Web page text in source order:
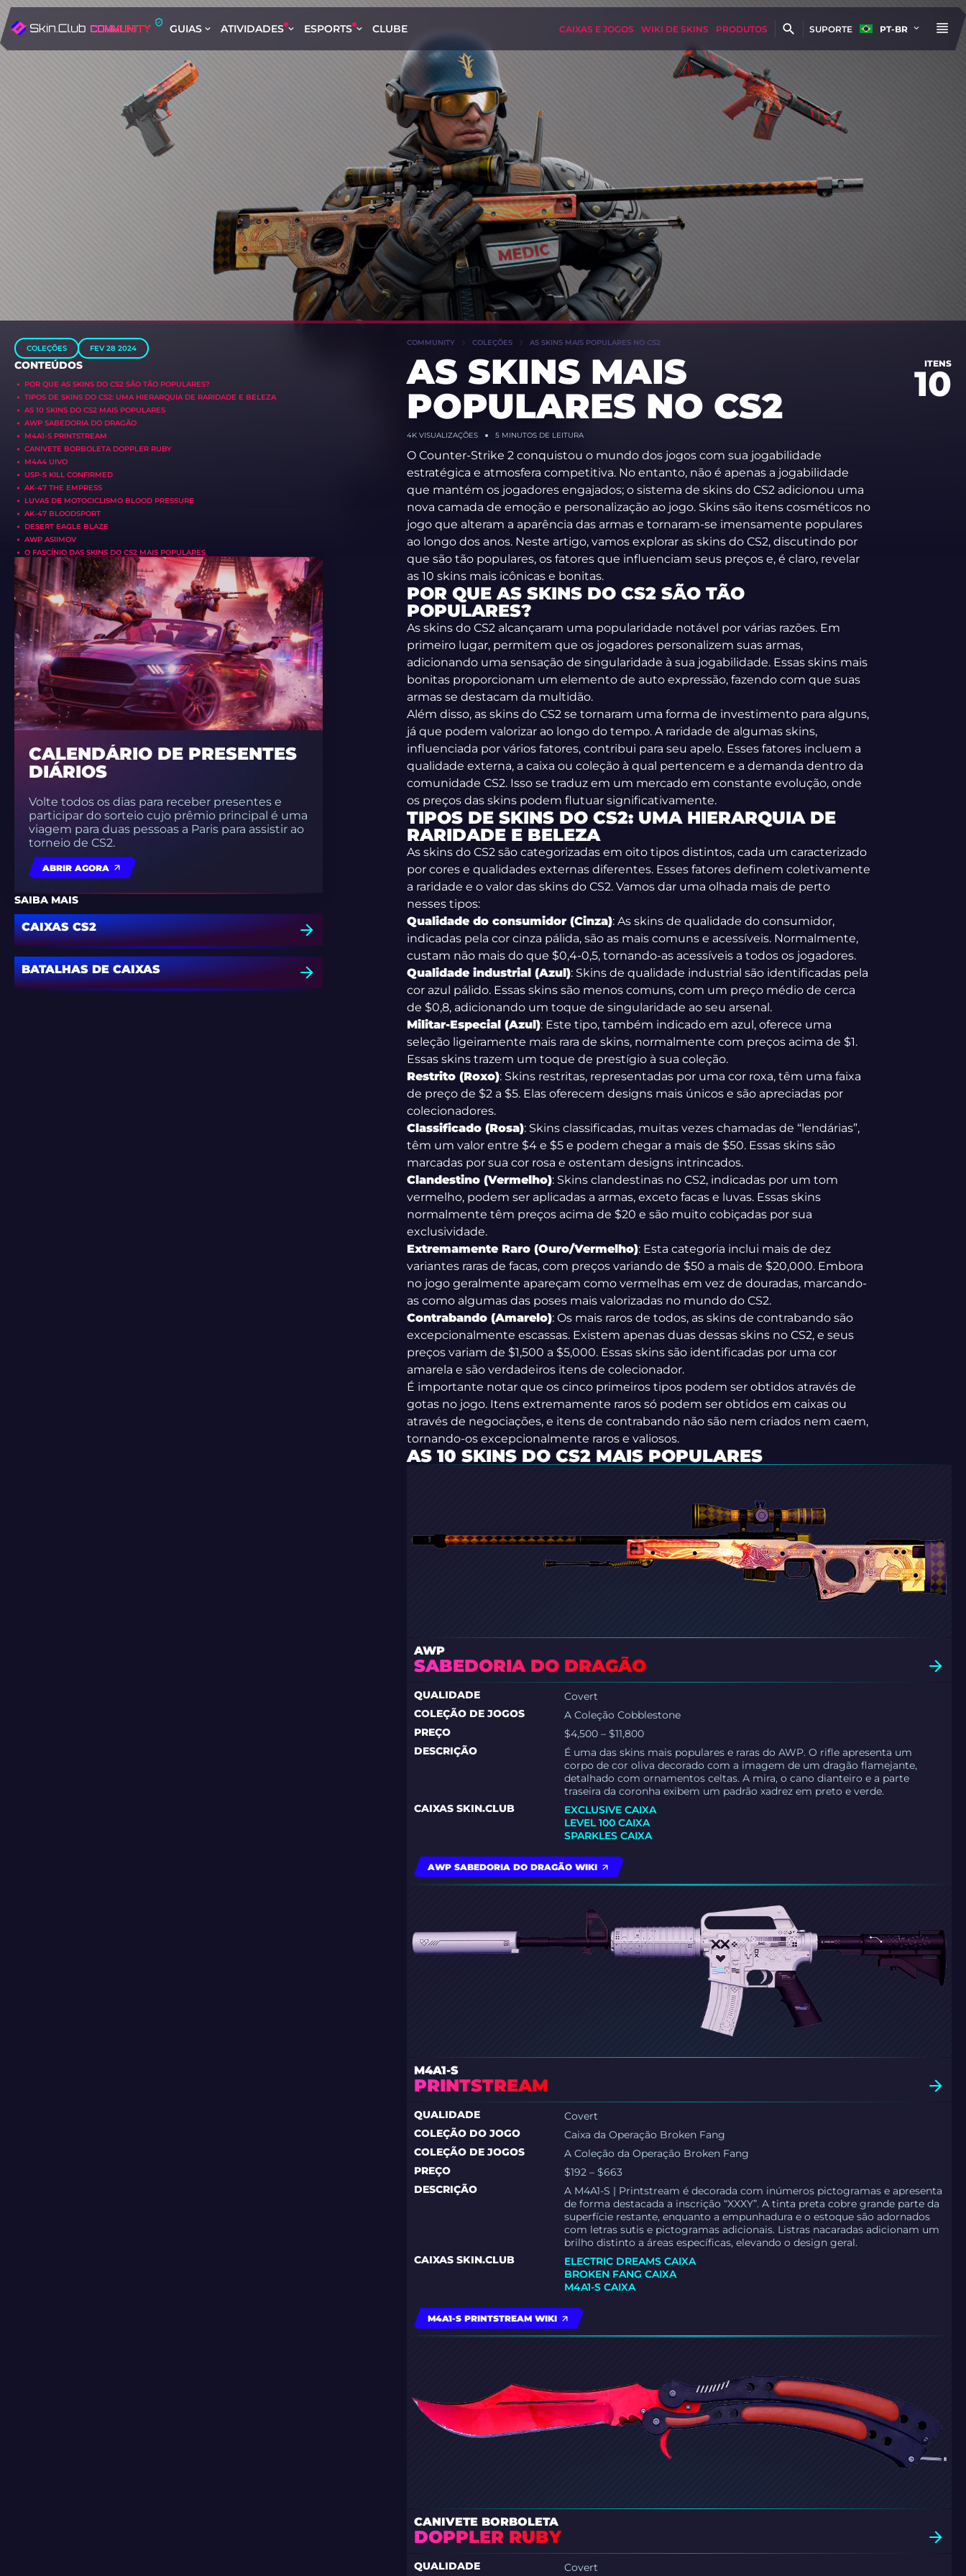
GUIAS ATIVIDADES ESPORTS CLUBE CAIXAS E JOGOS WIKI DE SKINS PRODUTOS SUPORTE PT-BR
COLEÇÕES FEV 28 2024
CONTEÚDOS
POR QUE AS SKINS DO CS2 SÃO TÃO POPULARES?
TIPOS DE SKINS DO CS2: UMA HIERARQUIA DE RARIDADE E BELEZA
AS 10 SKINS DO CS2 MAIS POPULARES
AWP SABEDORIA DO DRAGÃO
M4A1-S PRINTSTREAM
CANIVETE BORBOLETA DOPPLER RUBY
M4A4 UIVO
USP-S KILL CONFIRMED
AK-47 THE EMPRESS
LUVAS DE MOTOCICLISMO BLOOD PRESSURE
AK-47 BLOODSPORT
DESERT EAGLE BLAZE
AWP ASIIMOV
O FASCÍNIO DAS SKINS DO CS2 MAIS POPULARES
CALENDÁRIO DE PRESENTES
DIÁRIOS
Volte todos os dias para receber presentes e
participar do sorteio cujo prêmio principal é uma
viagem para duas pessoas a Paris para assistir ao
torneio de CS2.
ABRIR AGORA
SAIBA MAIS
CAIXAS CS2
BATALHAS DE CAIXAS
COMMUNITY COLEÇÕES AS SKINS MAIS POPULARES NO CS2
AS SKINS MAIS
POPULARES NO CS2
ITENS
10
4KVISUALIZAÇÕES 5 MINUTOS DE LEITURA
O Counter-Strike 2 conquistou o mundo dos jogos com sua jogabilidade
estratégica e atmosfera competitiva. No entanto, não é apenas a jogabilidade
que mantém os jogadores engajados; o sistema de skins do CS2 adicionou uma
nova camada de emoção e personalização ao jogo. Skins são itens cosméticos no
jogo que alteram a aparência das armas e tornaram-se imensamente populares
ao longo dos anos. Neste artigo, vamos explorar as skins do CS2, discutindo por
que são tão populares, os fatores que influenciam seus preços e, é claro, revelar
as 10 skins mais icônicas e bonitas.
POR QUE AS SKINS DO CS2 SÃO TÃO
POPULARES?
As skins do CS2 alcançaram uma popularidade notável por várias razões. Em
primeiro lugar, permitem que os jogadores personalizem suas armas,
adicionando uma sensação de singularidade à sua jogabilidade. Essas skins mais
bonitas proporcionam um elemento de auto expressão, fazendo com que suas
armas se destacam da multidão.
Além disso, as skins do CS2 se tornaram uma forma de investimento para alguns,
já que podem valorizar ao longo do tempo. A raridade de algumas skins,
influenciada por vários fatores, contribui para seu apelo. Esses fatores incluem a
qualidade externa, a caixa ou coleção à qual pertencem e a demanda dentro da
comunidade CS2. Isso se traduz em um mercado em constante evolução, onde
os preços das skins podem flutuar significativamente.
TIPOS DE SKINS DO CS2: UMA HIERARQUIA DE
RARIDADE E BELEZA
As skins do CS2 são categorizadas em oito tipos distintos, cada um caracterizado
por cores e qualidades externas diferentes. Esses fatores definem coletivamente
a raridade e o valor das skins do CS2. Vamos dar uma olhada mais de perto
nesses tipos:
Qualidade do consumidor (Cinza): As skins de qualidade do consumidor,
indicadas pela cor cinza pálida, são as mais comuns e acessíveis. Normalmente,
custam não mais do que $0,4-0,5, tornando-as acessíveis a todos os jogadores.
Qualidade industrial (Azul): Skins de qualidade industrial são identificadas pela
cor azul pálido. Essas skins são menos comuns, com um preço médio de cerca
de $0,8, adicionando um toque de singularidade ao seu arsenal.
Militar-Especial (Azul): Este tipo, também indicado em azul, oferece uma
seleção ligeiramente mais rara de skins, normalmente com preços acima de $1.
Essas skins trazem um toque de prestígio à sua coleção.
Restrito (Roxo): Skins restritas, representadas por uma cor roxa, têm uma faixa
de preço de $2 a $5. Elas oferecem designs mais únicos e são apreciadas por
colecionadores.
Classificado (Rosa): Skins classificadas, muitas vezes chamadas de “lendárias”,
têm um valor entre $4 e $5 e podem chegar a mais de $50. Essas skins são
marcadas por sua cor rosa e ostentam designs intrincados.
Clandestino (Vermelho): Skins clandestinas no CS2, indicadas por um tom
vermelho, podem ser aplicadas a armas, exceto facas e luvas. Essas skins
normalmente têm preços acima de $20 e são muito cobiçadas por sua
exclusividade.
Extremamente Raro (Ouro/Vermelho): Esta categoria inclui mais de dez
variantes raras de facas, com preços variando de $50 a mais de $20,000. Embora
no jogo geralmente apareçam como vermelhas em vez de douradas, marcando-
as como algumas das poses mais valorizadas no mundo do CS2.
Contrabando (Amarelo): Os mais raros de todos, as skins de contrabando são
excepcionalmente escassas. Existem apenas duas dessas skins no CS2, e seus
preços variam de $1,500 a $5,000. Essas skins são identificadas por uma cor
amarela e são verdadeiros itens de colecionador.
É importante notar que os cinco primeiros tipos podem ser obtidos através de
gotas no jogo. Itens extremamente raros só podem ser obtidos em caixas ou
através de negociações, e itens de contrabando não são nem criados nem caem,
tornando-os excepcionalmente raros e valiosos.
AS 10 SKINS DO CS2 MAIS POPULARES
AWP
SABEDORIA DO DRAGÃO
QUALIDADE
Covert
COLEÇÃO DE JOGOS
A Coleção Cobblestone
PREÇO
$4,500 – $11,800
DESCRIÇÃO
É uma das skins mais populares e raras do AWP. O rifle apresenta um
corpo de cor oliva decorado com a imagem de um dragão flamejante,
detalhado com ornamentos celtas. A mira, o cano dianteiro e a parte
traseira da coronha exibem um padrão xadrez em preto e verde.
CAIXAS SKIN.CLUB
EXCLUSIVE CAIXA
LEVEL 100 CAIXA
SPARKLES CAIXA
AWP SABEDORIA DO DRAGÃO WIKI
M4A1-S
PRINTSTREAM
QUALIDADE
Covert
COLEÇÃO DO JOGO
Caixa da Operação Broken Fang
COLEÇÃO DE JOGOS
A Coleção da Operação Broken Fang
PREÇO
$192 – $663
DESCRIÇÃO
A M4A1-S | Printstream é decorada com inúmeros pictogramas e apresenta
de forma destacada a inscrição “XXXY”. A tinta preta cobre grande parte da
superfície restante, enquanto a empunhadura e o estoque são adornados
com letras sutis e pictogramas adicionais. Listras nacaradas adicionam um
brilho distinto a áreas específicas, elevando o design geral.
CAIXAS SKIN.CLUB
ELECTRIC DREAMS CAIXA
BROKEN FANG CAIXA
M4A1-S CAIXA
M4A1-S PRINTSTREAM WIKI
CANIVETE BORBOLETA
DOPPLER RUBY
QUALIDADE Covert